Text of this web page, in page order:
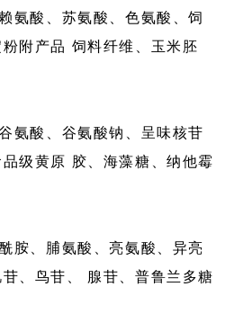
氨酸、苏氨酸、色氨酸、饲
附产品 饲料纤维、玉米胚
氨酸、谷氨酸钠、呈味核苷
级黄原 胶、海藻糖、纳他霉
胺、脯氨酸、亮氨酸、异亮
、鸟苷、 腺苷、普鲁兰多糖